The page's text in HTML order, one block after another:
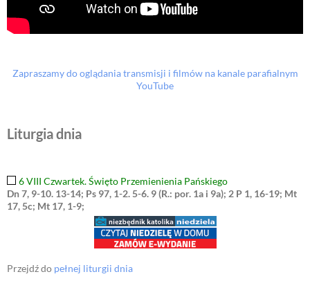
Zapraszamy do oglądania transmisji i filmów na kanale parafialnym
YouTube
Liturgia dnia
6 VIII Czwartek. Święto Przemienienia Pańskiego
Dn 7, 9-10. 13-14; Ps 97, 1-2. 5-6. 9 (R.: por. 1a i 9a); 2 P 1, 16-19; Mt
17, 5c; Mt 17, 1-9;
Przejdź do pełnej liturgii dnia